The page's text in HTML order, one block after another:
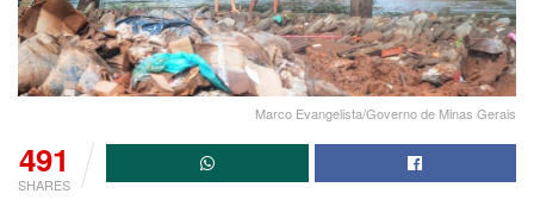
Marco Evangelista/Governo de Minas Gerais
491
SHARES